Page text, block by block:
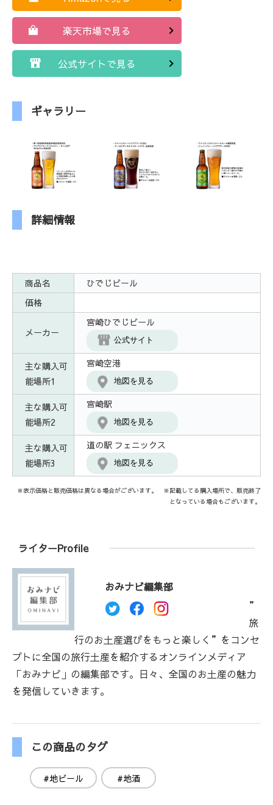
楽天市場で見る
公式サイトで見る
ギャラリー
詳細情報
商品名
ひでじビール
価格
メーカー
宮崎ひでじビール
公式サイト
主な購入可
能場所1
宮崎空港
地図を見る
主な購入可
能場所2
宮崎駅
地図を見る
主な購入可
能場所3
道の駅 フェニックス
地図を見る
※表示価格と販売価格は異なる場合がございます。 ※記載してる購入場所で、販売終了
となっている場合もございます。
ライターProfile
おみナビ編集部
”
旅
行のお土産選びをもっと楽しく”をコンセ
プトに全国の旅行土産を紹介するオンラインメディア
「おみナビ」の編集部です。日々、全国のお土産の魅力
を発信していきます。
この商品のタグ
#地ビール #地酒